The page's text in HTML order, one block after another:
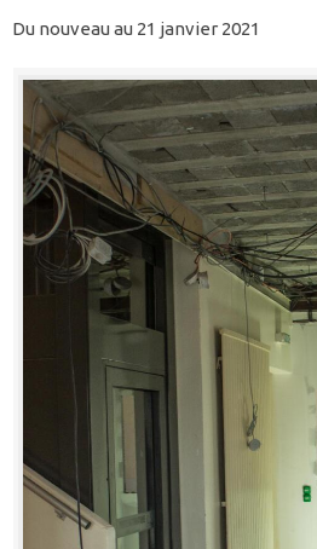
Du nouveau au 21 janvier 2021